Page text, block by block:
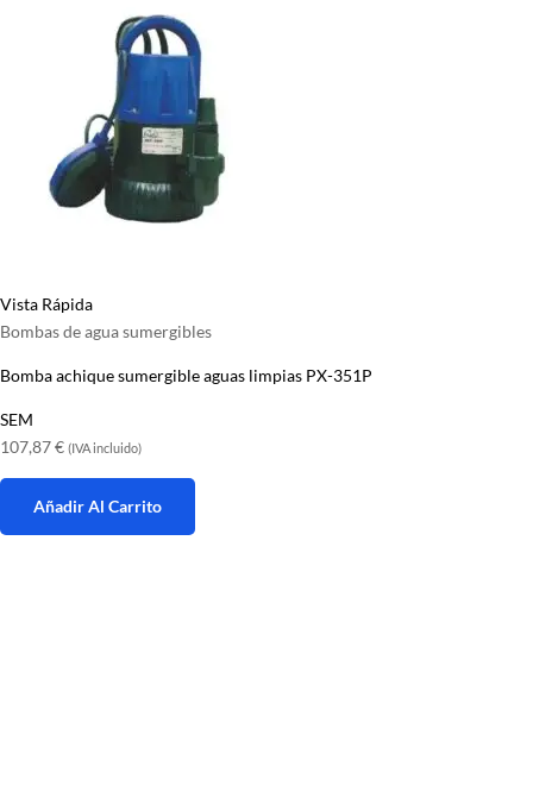
Vista Rápida
Bombas de agua sumergibles
Bomba achique sumergible aguas limpias PX-351P
SEM
107,87€ (IVA incluido)
Añadir Al Carrito